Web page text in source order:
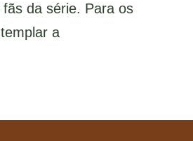
da série. Para os
a